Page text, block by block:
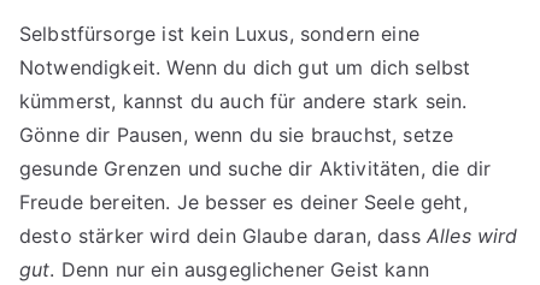
Selbstfürsorge ist kein Luxus, sondern eine
Notwendigkeit. Wenn du dich gut um dich selbst
kümmerst, kannst du auch für andere stark sein.
Gönne dir Pausen, wenn du sie brauchst, setze
gesunde Grenzen und suche dir Aktivitäten, die dir
Freude bereiten. Je besser es deiner Seele geht,
desto stärker wird dein Glaube daran, dass Alles wird
gut. Denn nur ein ausgeglichener Geist kann